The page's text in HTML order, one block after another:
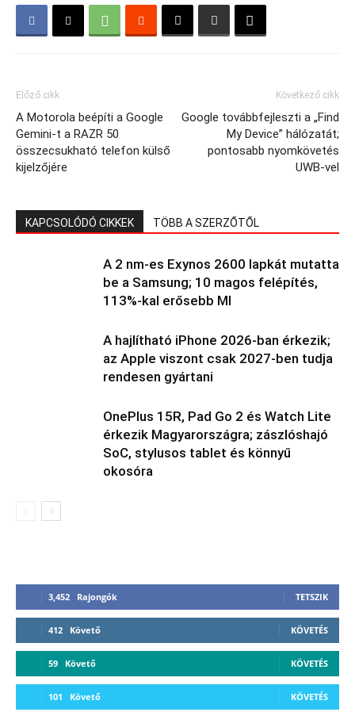
Előző cikk
A Motorola beépíti a Google
Gemini-t a RAZR 50
összecsukható telefon külső
kijelzőjére
Következő cikk
Google továbbfejleszti a „Find
My Device” hálózatát;
pontosabb nyomkövetés
UWB-vel
KAPCSOLÓDÓ CIKKEK TÖBB A SZERZŐTŐL
A 2 nm-es Exynos 2600 lapkát mutatta
be a Samsung; 10 magos felépítés,
113%-kal erősebb MI
A hajlítható iPhone 2026-ban érkezik;
az Apple viszont csak 2027-ben tudja
rendesen gyártani
OnePlus 15R, Pad Go 2 és Watch Lite
érkezik Magyarországra; zászlóshajó
SoC, stylusos tablet és könnyű
okosóra
3,452 Rajongók TETSZIK
412 Követő KÖVETÉS
59 Követő KÖVETÉS
101 Követő KÖVETÉS